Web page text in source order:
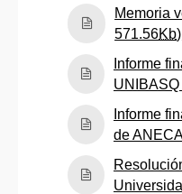
Memoria
571.56Kb)
Informe
UNIBASQ
Informe
de